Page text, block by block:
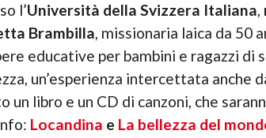
l’Università della Svizzera Italiana,
Brambilla, missionaria laica da 50
educative per bambini e ragazzi
un’esperienza intercettata anche
un libro e un CD di canzoni, che
Locandina e La bellezza del